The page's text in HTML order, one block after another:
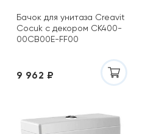
Бачок для унитаза Creavit
Cocuk с декором CK400-
00CB00E-FF00
9 962 ₽